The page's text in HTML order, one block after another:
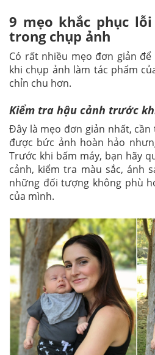
9 mẹo khắc phục
trong chụp ảnh
Có rất nhiều mẹo đơn giản
khi chụp ảnh làm tác phẩm
chỉn chu hơn.
Kiểm tra hậu cảnh trước
Đây là mẹo đơn giản nhất,
được bức ảnh hoàn hảo
Trước khi bấm máy, bạn hãy
cảnh, kiểm tra màu sắc, ánh
những đối tượng không phù
của mình.